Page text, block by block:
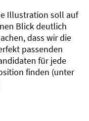
Illustration soll auf
Blick deutlich
dass wir die
passenden
für jede
finden (unter